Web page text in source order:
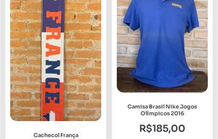
Cachecol França
Camisa Brasil Nike Jogos
Olímpicos 2016
R$185,00